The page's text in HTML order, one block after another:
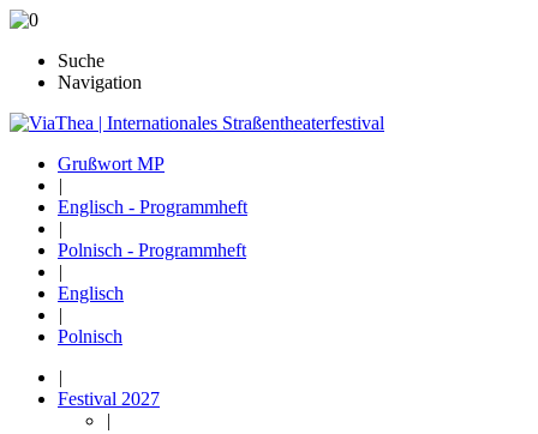
Suche
Navigation
Grußwort MP
|
Englisch - Programmheft
|
Polnisch - Programmheft
|
Englisch
|
Polnisch
|
Festival 2027
|